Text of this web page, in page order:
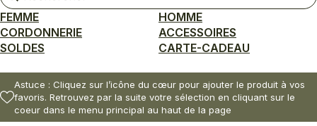
FEMME
HOMME
CORDONNERIE
ACCESSOIRES
SOLDES
CARTE-CADEAU
Astuce : Cliquez sur l’icône du cœur pour ajouter le produit à vos
favoris. Retrouvez par la suite votre sélection en cliquant sur le
coeur dans le menu principal au haut de la page